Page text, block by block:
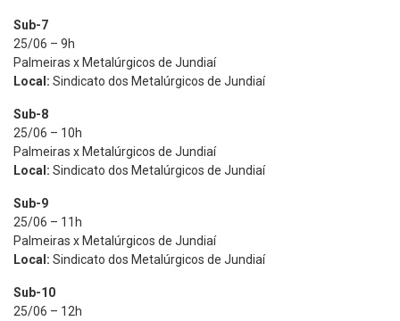
Sub-7
25/06 – 9h
Palmeiras x Metalúrgicos de Jundiaí
Local: Sindicato dos Metalúrgicos de Jundiaí
Sub-8
25/06 – 10h
Palmeiras x Metalúrgicos de Jundiaí
Local: Sindicato dos Metalúrgicos de Jundiaí
Sub-9
25/06 – 11h
Palmeiras x Metalúrgicos de Jundiaí
Local: Sindicato dos Metalúrgicos de Jundiaí
Sub-10
25/06 – 12h